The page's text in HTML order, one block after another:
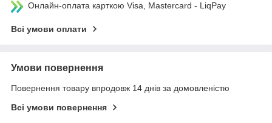
Онлайн-оплата карткою Visa, Mastercard - LiqPay
Всі умови оплати
Умови повернення
Повернення товару впродовж 14 днів за домовленістю
Всі умови повернення